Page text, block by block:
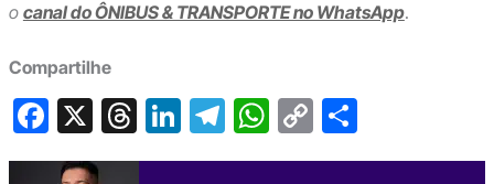
o canal do ÔNIBUS & TRANSPORTE no WhatsApp.
Compartilhe
F
a
X T
hr
Li
n
T
el
W
h
C
o
S
h